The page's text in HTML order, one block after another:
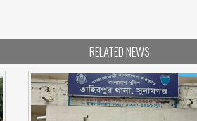
RELATED NEWS